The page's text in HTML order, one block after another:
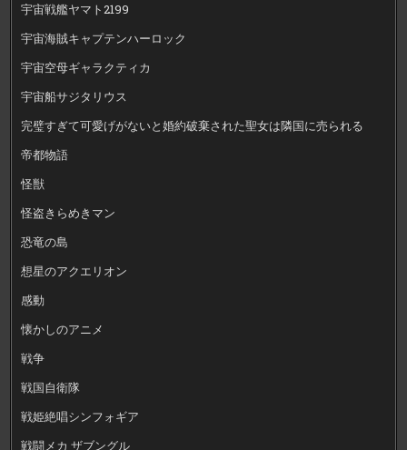
宇宙戦艦ヤマト2199
宇宙海賊キャプテンハーロック
宇宙空母ギャラクティカ
宇宙船サジタリウス
完璧すぎて可愛げがないと婚約破棄された聖女は隣国に売られる
帝都物語
怪獣
怪盗きらめきマン
恐竜の島
想星のアクエリオン
感動
懐かしのアニメ
戦争
戦国自衛隊
戦姫絶唱シンフォギア
戦闘メカ ザブングル